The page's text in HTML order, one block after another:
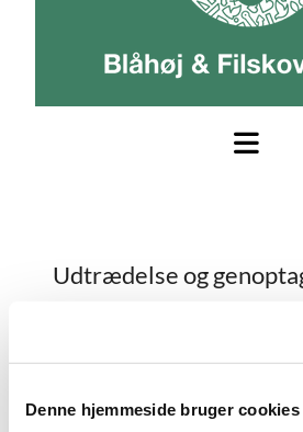
Denne hjemmeside bruger cookies
Udtrædelse og
Udtrædelse af Den
Ønsker man at melde sig ud af